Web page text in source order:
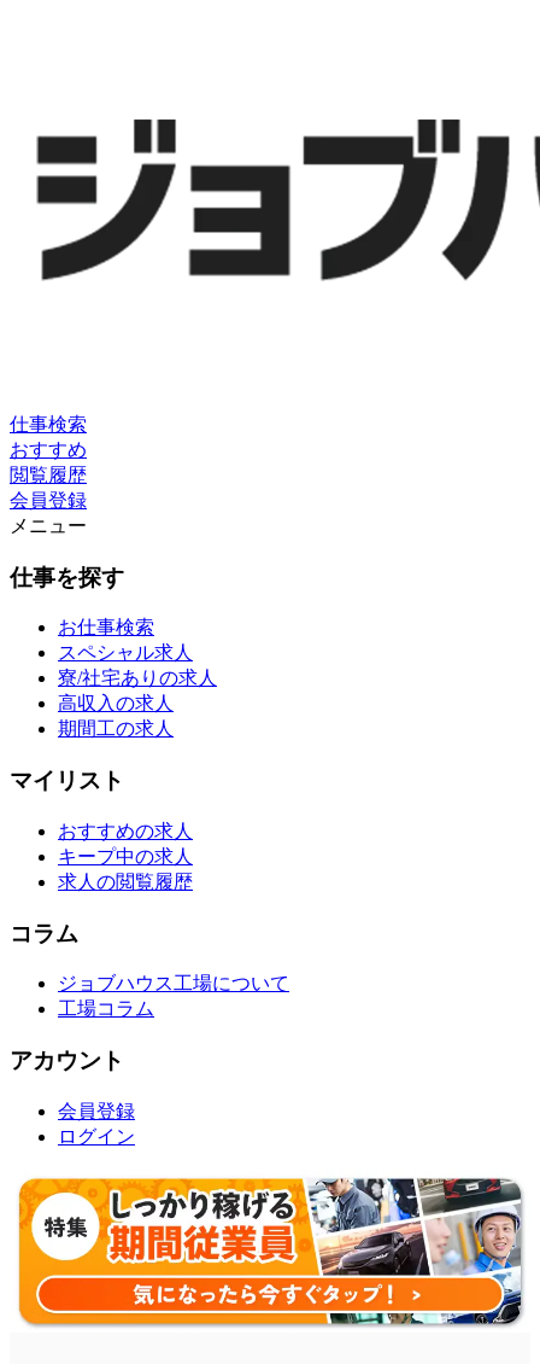
仕事検索
おすすめ
閲覧履歴
会員登録
メニュー
仕事を探す
お仕事検索
スペシャル求人
寮/社宅ありの求人
高収入の求人
期間工の求人
マイリスト
おすすめの求人
キープ中の求人
求人の閲覧履歴
コラム
ジョブハウス工場について
工場コラム
アカウント
会員登録
ログイン